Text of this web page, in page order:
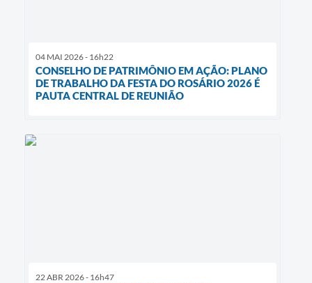
04 MAI 2026 - 16h22
CONSELHO DE PATRIMÔNIO EM AÇÃO: PLANO
DE TRABALHO DA FESTA DO ROSÁRIO 2026 É
PAUTA CENTRAL DE REUNIÃO
22 ABR 2026 - 16h47